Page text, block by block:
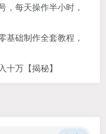
，每天操作半小时，
基础制作全套教程，
十万【揭秘】